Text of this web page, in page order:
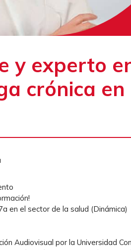
y experto
crónica en
en el sector de la salud (Dinámica)
Audiovisual por la Universidad